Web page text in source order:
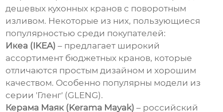
дешевых кухонных кранов с поворотным
изливом. Некоторые из них, пользующиеся
популярностью среди покупателей:
Икеа (IKEA) – предлагает широкий
ассортимент бюджетных кранов, которые
отличаются простым дизайном и хорошим
качеством. Особенно популярны модели из
серии 'Гленг' (GLENG).
Керама Маяк (Kerama Mayak) – российский